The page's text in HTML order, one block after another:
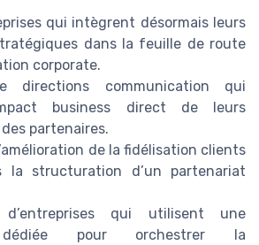
qui intègrent désormais leurs
dans la feuille de route
corporate.
directions communication qui
business direct de leurs
partenaires.
de la fidélisation clients
la structuration d’un partenariat
d’entreprises qui utilisent une
dédiée pour orchestrer la